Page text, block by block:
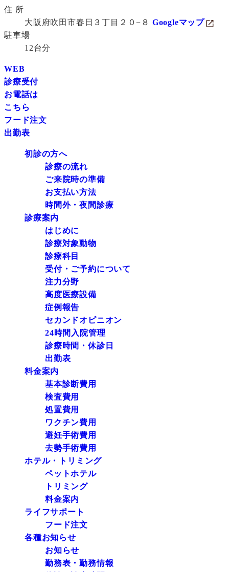
住 所
大阪府吹田市春日３丁目２０−８ Googleマップ
駐車場
12台分
WEB
診療受付
お電話は
こちら
フード注文
出勤表
初診の方へ
診療の流れ
ご来院時の準備
お支払い方法
時間外・夜間診療
診療案内
はじめに
診療対象動物
診療科目
受付・ご予約について
注力分野
高度医療設備
症例報告
セカンドオピニオン
24時間入院管理
診療時間・休診日
出勤表
料金案内
基本診断費用
検査費用
処置費用
ワクチン費用
避妊手術費用
去勢手術費用
ホテル・トリミング
ペットホテル
トリミング
料金案内
ライフサポート
フード注文
各種お知らせ
お知らせ
勤務表・勤務情報